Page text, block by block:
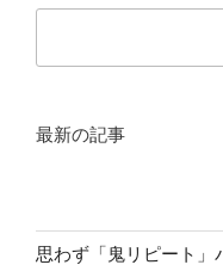
最新の記事
思わず「鬼リピート」